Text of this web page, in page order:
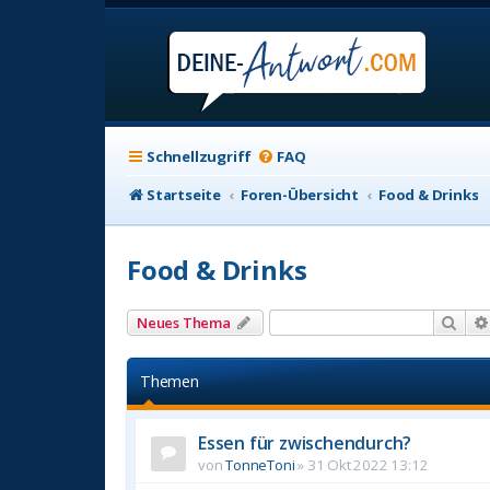
Schnellzugriff FAQ
Startseite
Foren-Übersicht Food & Drinks
Food & Drinks
Neues Thema Suche
Themen
Essen für zwischendurch?
vonTonneToni» 31 Okt 2022 13:12